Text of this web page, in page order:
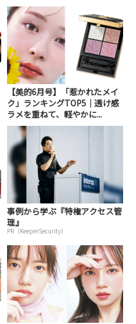
【美的6月号】「惹かれたメイ
ク」ランキングTOP5｜透け感
ラメを重ねて、軽やかに...
事例から学ぶ『特権アクセス管
理』
PR（KeeperSecurity）